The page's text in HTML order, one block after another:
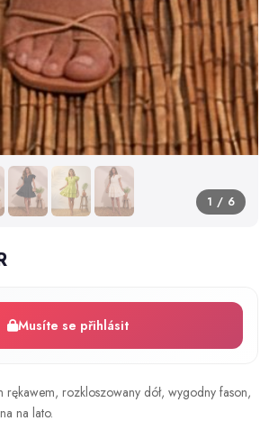
1 / 6
Musíte se přihlásit
rękawem, rozkloszowany dół, wygodny fason,
na lato.